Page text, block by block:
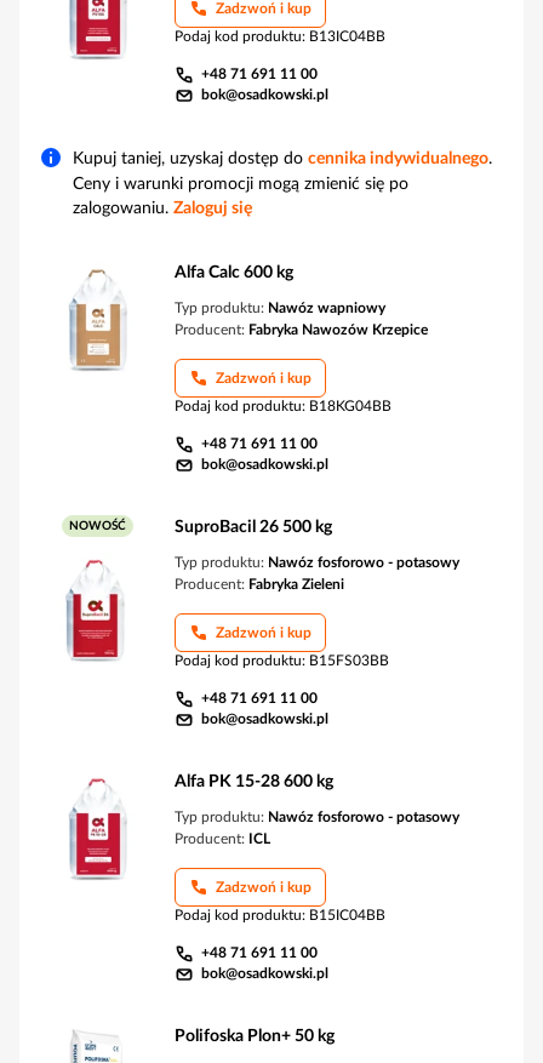
Zadzwoń i kup
Podaj kod produktu: B13IC04BB
+48 71 691 11 00
bok@osadkowski.pl
Kupuj taniej, uzyskaj dostęp do cennika indywidualnego.
Ceny i warunki promocji mogą zmienić się po
zalogowaniu. Zaloguj się
Alfa Calc 600 kg
Typ produktu: Nawóz wapniowy
Producent: Fabryka Nawozów Krzepice
Zadzwoń i kup
Podaj kod produktu: B18KG04BB
+48 71 691 11 00
bok@osadkowski.pl
NOWOŚĆ SuproBacil 26 500 kg
Typ produktu: Nawóz fosforowo - potasowy
Producent: Fabryka Zieleni
Zadzwoń i kup
Podaj kod produktu: B15FS03BB
+48 71 691 11 00
bok@osadkowski.pl
Alfa PK 15-28 600 kg
Typ produktu: Nawóz fosforowo - potasowy
Producent: ICL
Zadzwoń i kup
Podaj kod produktu: B15IC04BB
+48 71 691 11 00
bok@osadkowski.pl
Polifoska Plon+ 50 kg